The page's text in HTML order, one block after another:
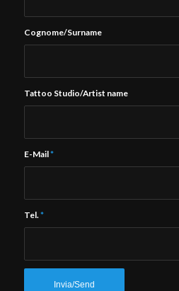
Cognome/Surname
Tattoo Studio/Artist name
E-Mail*
Tel.*